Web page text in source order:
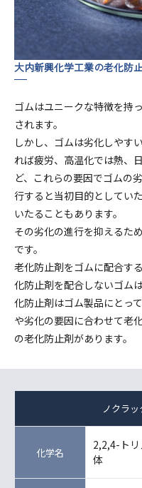
大内新興化学工業の老化防
ゴムはユニークな特徴を持
されます。
しかし、ゴムは劣化しやす
れば疲労、高温化では熱、
ど、これらの要因でゴムの
行すると当初目的としてい
いたることもあります。
その劣化の進行を抑えるた
です。
老化防止剤をゴムに配合す
化防止剤を配合しないゴム
化防止剤はゴム製品にとっ
や劣化の要因に合わせて老
の老化防止剤があります。
ノクラッ
2,2,4-ト
体